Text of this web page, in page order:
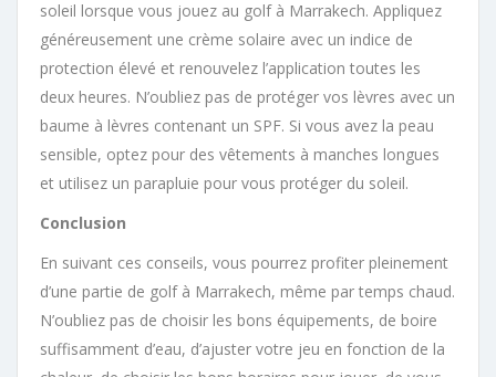
soleil lorsque vous jouez au golf à Marrakech. Appliquez
généreusement une crème solaire avec un indice de
protection élevé et renouvelez l’application toutes les
deux heures. N’oubliez pas de protéger vos lèvres avec un
baume à lèvres contenant un SPF. Si vous avez la peau
sensible, optez pour des vêtements à manches longues
et utilisez un parapluie pour vous protéger du soleil.
Conclusion
En suivant ces conseils, vous pourrez profiter pleinement
d’une partie de golf à Marrakech, même par temps chaud.
N’oubliez pas de choisir les bons équipements, de boire
suffisamment d’eau, d’ajuster votre jeu en fonction de la